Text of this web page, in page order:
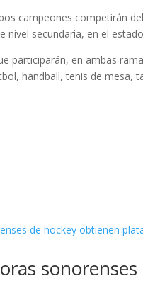
campeones competirán
nivel secundaria, en el
participarán, en ambas
handball, tenis de mesa,